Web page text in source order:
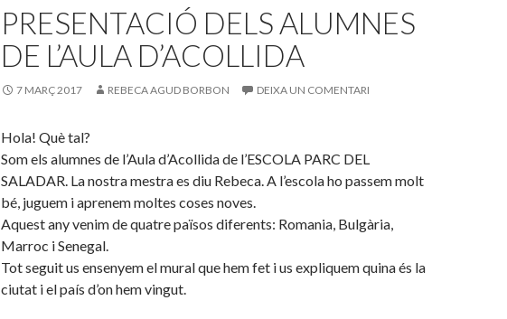
PRESENTACIÓ DELS ALUMNES
DE L’AULA D’ACOLLIDA
7 MARÇ 2017 REBECA AGUD BORBON DEIXA UN COMENTARI
Hola! Què tal?
Som els alumnes de l’Aula d’Acollida de l’ESCOLA PARC DEL
SALADAR. La nostra mestra es diu Rebeca. A l’escola ho passem molt
bé, juguem i aprenem moltes coses noves.
Aquest any venim de quatre països diferents: Romania, Bulgària,
Marroc i Senegal.
Tot seguit us ensenyem el mural que hem fet i us expliquem quina és la
ciutat i el país d’on hem vingut.